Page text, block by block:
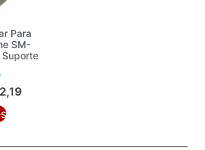
Para
SM-
Suporte